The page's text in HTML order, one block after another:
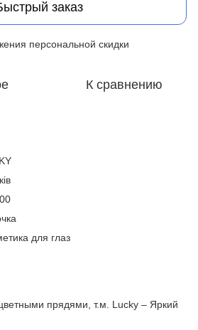
заказ
персональной скидки
К сравнению
для глаз
прядями, т.м. Lucky – Яркий